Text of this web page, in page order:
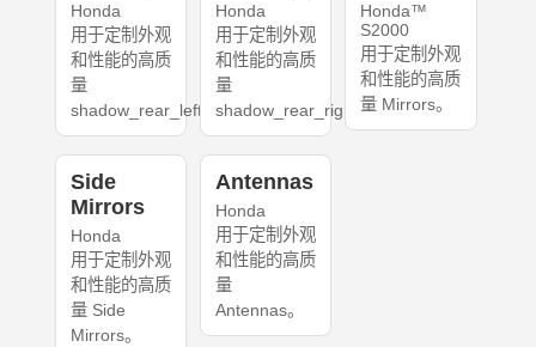
Honda
用于定制外观
和性能的高质
量
shadow_rear_left。
Honda
用于定制外观
和性能的高质
量
shadow_rear_right。
Honda™
S2000
用于定制外观
和性能的高质
量 Mirrors。
Side
Mirrors
Honda
用于定制外观
和性能的高质
量 Side
Mirrors。
Antennas
Honda
用于定制外观
和性能的高质
量
Antennas。